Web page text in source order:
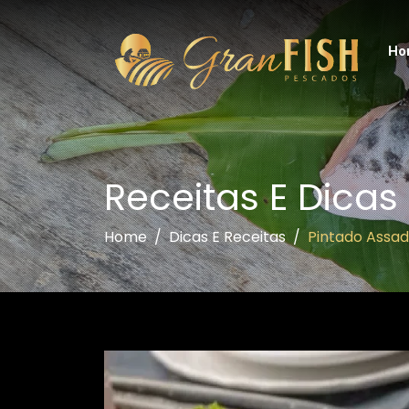
Receitas E Dicas
Home Dicas E Receitas Pintado